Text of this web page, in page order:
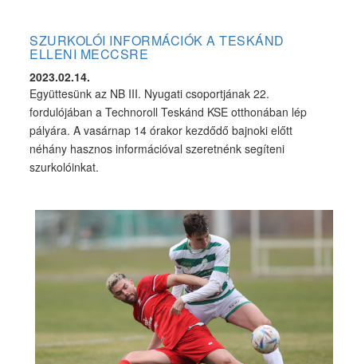
SZURKOLÓI INFORMÁCIÓK A TESKÁND
ELLENI MECCSRE
2023.02.14.
Együttesünk az NB III. Nyugati csoportjának 22.
fordulójában a Technoroll Teskánd KSE otthonában lép
pályára. A vasárnap 14 órakor kezdődő bajnoki előtt
néhány hasznos információval szeretnénk segíteni
szurkolóinkat.